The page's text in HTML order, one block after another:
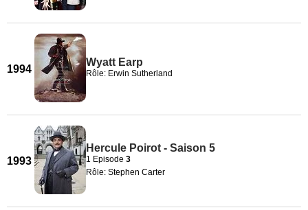
1994
Wyatt Earp
Rôle: Erwin Sutherland
1993
Hercule Poirot - Saison 5
1 Episode 3
Rôle: Stephen Carter